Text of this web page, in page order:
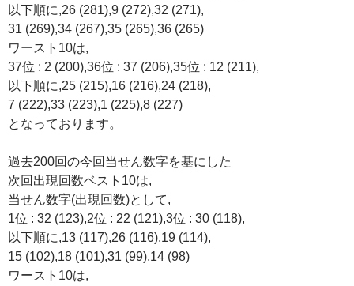
以下順に,26 (281),9 (272),32 (271),
31 (269),34 (267),35 (265),36 (265)
ワースト10は,
37位 : 2 (200),36位 : 37 (206),35位 : 12 (211),
以下順に,25 (215),16 (216),24 (218),
7 (222),33 (223),1 (225),8 (227)
となっております。
過去200回の今回当せん数字を基にした
次回出現回数ベスト10は,
当せん数字(出現回数)として,
1位 : 32 (123),2位 : 22 (121),3位 : 30 (118),
以下順に,13 (117),26 (116),19 (114),
15 (102),18 (101),31 (99),14 (98)
ワースト10は,